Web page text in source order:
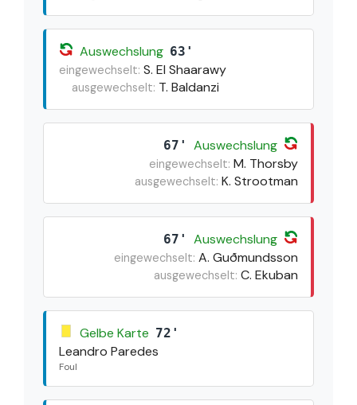
Auswechslung 63'
eingewechselt: S. El Shaarawy
ausgewechselt: T. Baldanzi
67' Auswechslung
eingewechselt: M. Thorsby
ausgewechselt: K. Strootman
67' Auswechslung
eingewechselt: A. Guðmundsson
ausgewechselt: C. Ekuban
Gelbe Karte 72'
Leandro Paredes
Foul